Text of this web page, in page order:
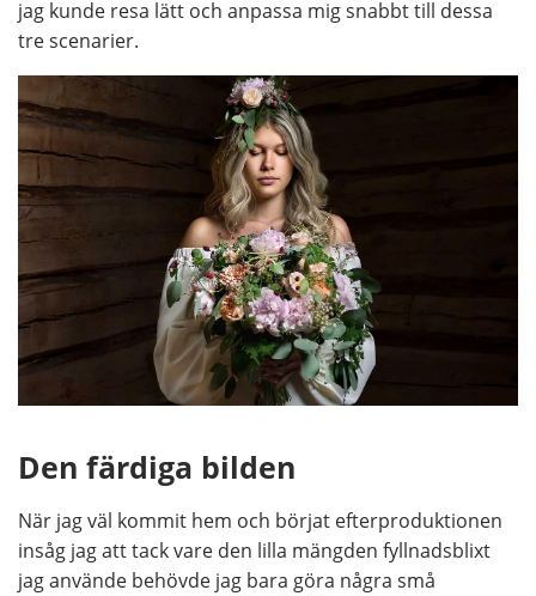
jag kunde resa lätt och anpassa mig snabbt till dessa
tre scenarier.
Den färdiga bilden
När jag väl kommit hem och börjat efterproduktionen
insåg jag att tack vare den lilla mängden fyllnadsblixt
jag använde behövde jag bara göra några små